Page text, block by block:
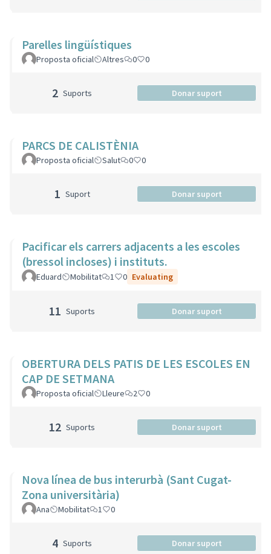
Parelles lingüístiques
Proposta oficial Altres 0 0
2 Suports Donar suport
PARCS DE CALISTÈNIA
Proposta oficial Salut 0 0
1 Suport Donar suport
Pacificar els carrers adjacents a les escoles
(bressol incloses) i instituts.
Eduard Mobilitat 1 0 Evaluating
11 Suports Donar suport
OBERTURA DELS PATIS DE LES ESCOLES EN
CAP DE SETMANA
Proposta oficial Lleure 2 0
12 Suports Donar suport
Nova línea de bus interurbà (Sant Cugat-
Zona universitària)
Ana Mobilitat 1 0
4 Suports Donar suport